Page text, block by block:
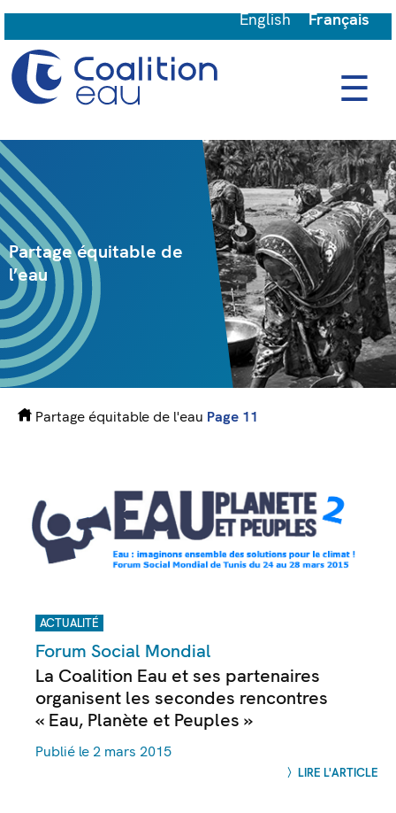
☰
Partage équitable de
l’eau
Partage équitable de l'eau Page 11
ACTUALITÉ
Forum Social Mondial
La Coalition Eau et ses partenaires
organisent les secondes rencontres
« Eau, Planète et Peuples »
Publié le 2 mars 2015
LIRE L'ARTICLE
English Français